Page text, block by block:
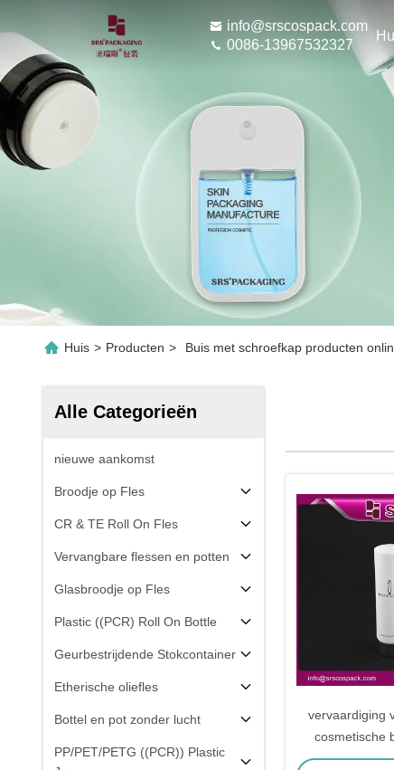
info@srscospack.com
0086-13967532327
Huis > Producten > Buis met schroefkap producten
Alle Categorieën
nieuwe aankomst
Broodje op Fles
CR & TE Roll On Fles
Vervangbare flessen en potten
Glasbroodje op Fles
Plastic ((PCR) Roll On Bottle
Geurbestrijdende Stokcontainer
Etherische oliefles
Bottel en pot zonder lucht
PP/PET/PETG ((PCR)) Plastic
vervaardiging
cosmetische